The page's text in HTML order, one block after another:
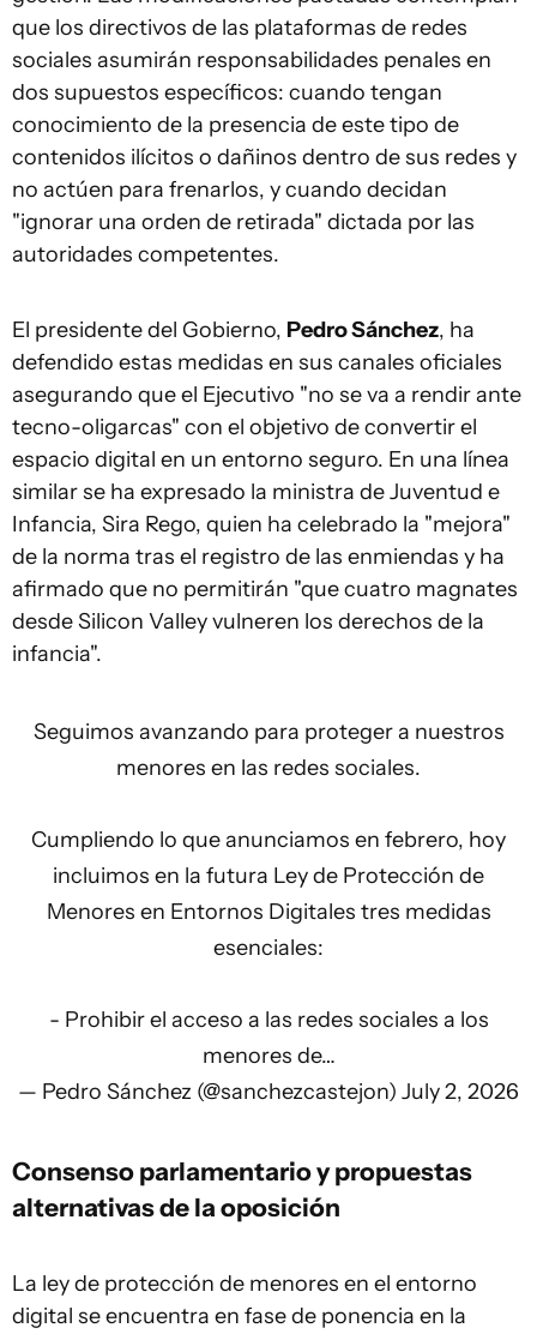
que los directivos de las plataformas de redes
sociales asumirán responsabilidades penales en
dos supuestos específicos: cuando tengan
conocimiento de la presencia de este tipo de
contenidos ilícitos o dañinos dentro de sus redes y
no actúen para frenarlos, y cuando decidan
"ignorar una orden de retirada" dictada por las
autoridades competentes.
El presidente del Gobierno, Pedro Sánchez, ha
defendido estas medidas en sus canales oficiales
asegurando que el Ejecutivo "no se va a rendir ante
tecno-oligarcas" con el objetivo de convertir el
espacio digital en un entorno seguro. En una línea
similar se ha expresado la ministra de Juventud e
Infancia, Sira Rego, quien ha celebrado la "mejora"
de la norma tras el registro de las enmiendas y ha
afirmado que no permitirán "que cuatro magnates
desde Silicon Valley vulneren los derechos de la
infancia".
Seguimos avanzando para proteger a nuestros
menores en las redes sociales.
Cumpliendo lo que anunciamos en febrero, hoy
incluimos en la futura Ley de Protección de
Menores en Entornos Digitales tres medidas
esenciales:
- Prohibir el acceso a las redes sociales a los
menores de…
— Pedro Sánchez (@sanchezcastejon) July 2, 2026
Consenso parlamentario y propuestas
alternativas de la oposición
La ley de protección de menores en el entorno
digital se encuentra en fase de ponencia en la